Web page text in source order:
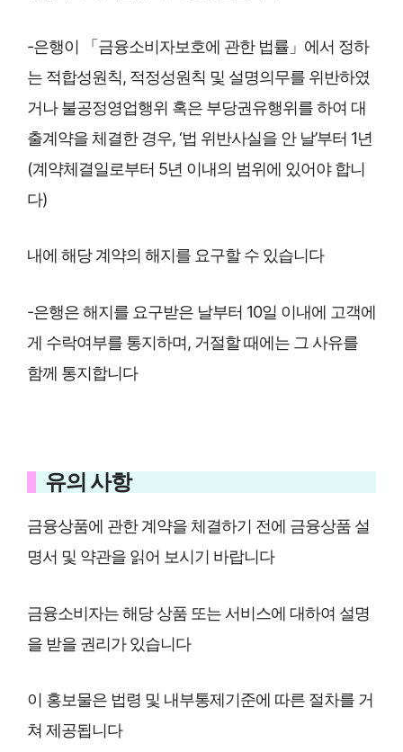
-은행이 「금융소비자보호에 관한 법률」에서 정하
는 적합성원칙, 적정성원칙 및 설명의무를 위반하였
거나 불공정영업행위 혹은 부당권유행위를 하여 대
출계약을 체결한 경우, ‘법 위반사실을 안 날’부터 1년
(계약체결일로부터 5년 이내의 범위에 있어야 합니
다)
내에 해당 계약의 해지를 요구할 수 있습니다
-은행은 해지를 요구받은 날부터 10일 이내에 고객에
게 수락여부를 통지하며, 거절할 때에는 그 사유를
함께 통지합니다
유의 사항
금융상품에 관한 계약을 체결하기 전에 금융상품 설
명서 및 약관을 읽어 보시기 바랍니다
금융소비자는 해당 상품 또는 서비스에 대하여 설명
을 받을 권리가 있습니다
이 홍보물은 법령 및 내부통제기준에 따른 절차를 거
쳐 제공됩니다